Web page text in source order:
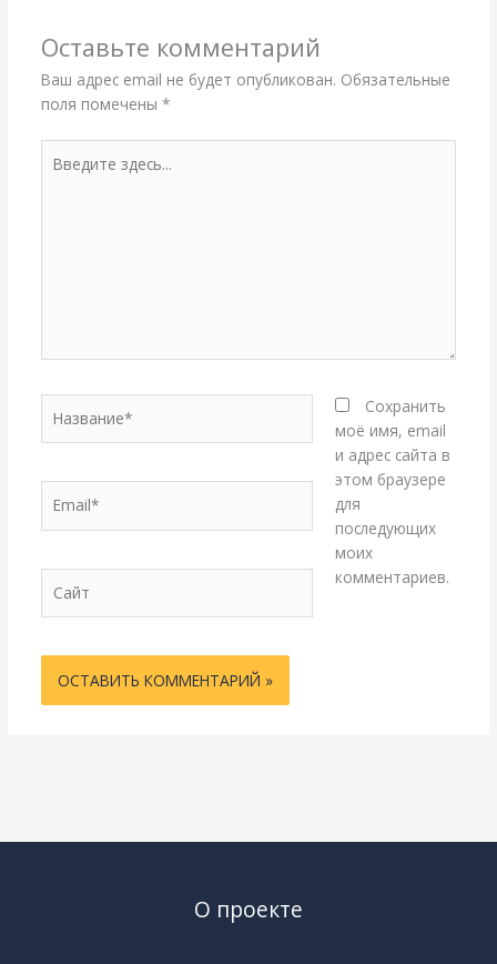
Оставьте комментарий
Ваш адрес email не будет опубликован. Обязательные
поля помечены *
здесь...
Сохранить
моё имя, email
и адрес сайта в
этом браузере
для
последующих
моих
комментариев.
О проекте